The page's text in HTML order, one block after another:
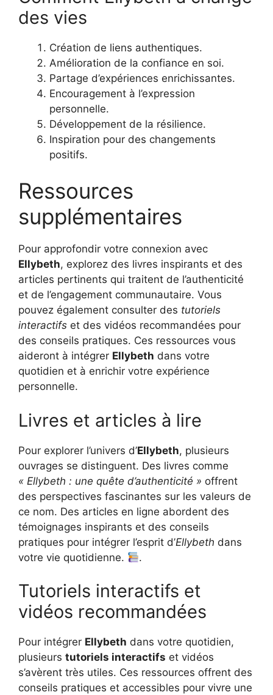
des vies
Création de liens authentiques.
Amélioration de la confiance en soi.
Partage d’expériences enrichissantes.
Encouragement à l’expression
personnelle.
Développement de la résilience.
Inspiration pour des changements
positifs.
Ressources
supplémentaires
Pour approfondir votre connexion avec
Ellybeth, explorez des livres inspirants et des
articles pertinents qui traitent de l’authenticité
et de l’engagement communautaire. Vous
pouvez également consulter des tutoriels
interactifs et des vidéos recommandées pour
des conseils pratiques. Ces ressources vous
aideront à intégrer Ellybeth dans votre
quotidien et à enrichir votre expérience
personnelle.
Livres et articles à lire
Pour explorer l’univers d’Ellybeth, plusieurs
ouvrages se distinguent. Des livres comme
« Ellybeth : une quête d’authenticité » offrent
des perspectives fascinantes sur les valeurs de
ce nom. Des articles en ligne abordent des
témoignages inspirants et des conseils
pratiques pour intégrer l’esprit d’Ellybeth dans
votre vie quotidienne.
.
Tutoriels interactifs et
vidéos recommandées
Pour intégrer Ellybeth dans votre quotidien,
plusieurs tutoriels interactifs et vidéos
s’avèrent très utiles. Ces ressources offrent des
conseils pratiques et accessibles pour vivre une